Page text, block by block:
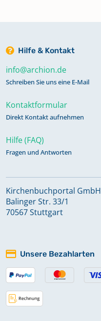
Hilfe & Kontakt
info@archion.de
Schreiben Sie uns eine E-Mail
Kontaktformular
Direkt Kontakt aufnehmen
Hilfe (FAQ)
Fragen und Antworten
Kirchenbuchportal GmbH
Balinger Str. 33/1
70567 Stuttgart
Unsere Bezahlarten